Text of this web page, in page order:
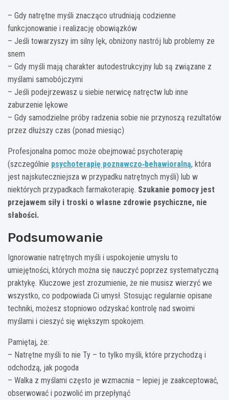
– Gdy natrętne myśli znacząco utrudniają codzienne
funkcjonowanie i realizację obowiązków
– Jeśli towarzyszy im silny lęk, obniżony nastrój lub problemy ze
snem
– Gdy myśli mają charakter autodestrukcyjny lub są związane z
myślami samobójczymi
– Jeśli podejrzewasz u siebie nerwicę natręctw lub inne
zaburzenie lękowe
– Gdy samodzielne próby radzenia sobie nie przynoszą rezultatów
przez dłuższy czas (ponad miesiąc)
Profesjonalna pomoc może obejmować psychoterapię
(szczególnie psychoterapię poznawczo‑behawioralną, która
jest najskuteczniejsza w przypadku natrętnych myśli) lub w
niektórych przypadkach farmakoterapię. Szukanie pomocy jest
przejawem siły i troski o własne zdrowie psychiczne, nie
słabości.
Podsumowanie
Ignorowanie natrętnych myśli i uspokojenie umysłu to
umiejętności, których można się nauczyć poprzez systematyczną
praktykę. Kluczowe jest zrozumienie, że nie musisz wierzyć we
wszystko, co podpowiada Ci umysł. Stosując regularnie opisane
techniki, możesz stopniowo odzyskać kontrolę nad swoimi
myślami i cieszyć się większym spokojem.
Pamiętaj, że:
– Natrętne myśli to nie Ty – to tylko myśli, które przychodzą i
odchodzą, jak pogoda
– Walka z myślami często je wzmacnia – lepiej je zaakceptować,
obserwować i pozwolić im przepłynąć